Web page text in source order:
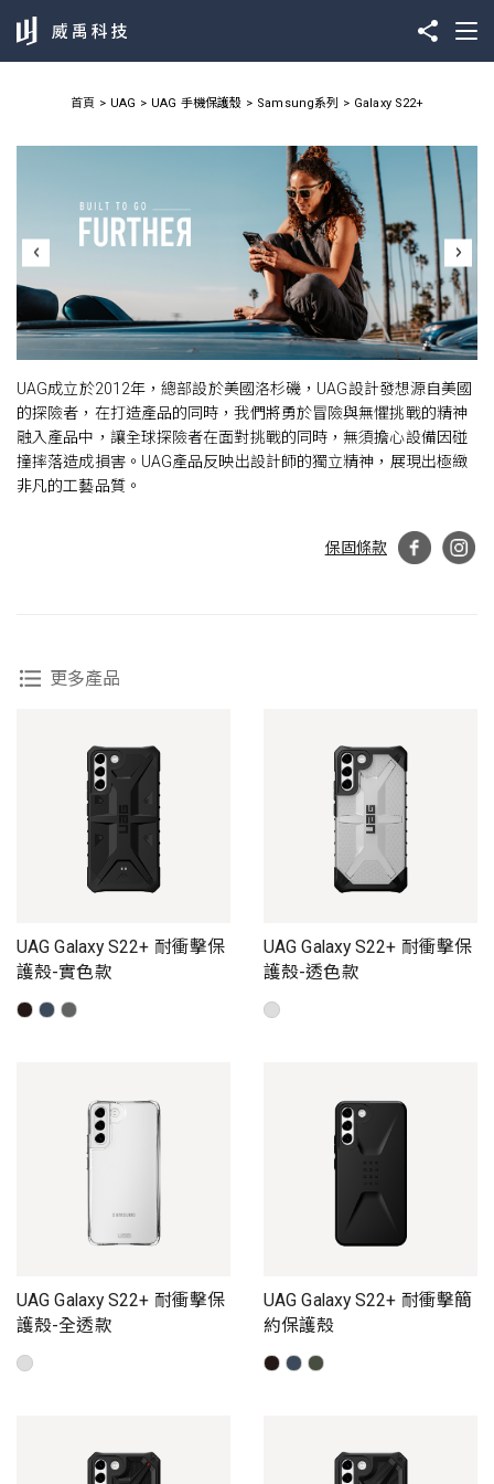
首頁 UAG UAG 手機保護殼 Samsung系列 Galaxy S22+
UAG成立於2012年，總部設於美國洛杉磯，UAG設計發想源自美國
的探險者，在打造產品的同時，我們將勇於冒險與無懼挑戰的精神
融入產品中，讓全球探險者在面對挑戰的同時，無須擔心設備因碰
撞摔落造成損害。UAG產品反映出設計師的獨立精神，展現出極緻
非凡的工藝品質。
保固條款
更多產品
UAG Galaxy S22+ 耐衝擊保
護殼-實色款
UAG Galaxy S22+ 耐衝擊保
護殼-透色款
UAG Galaxy S22+ 耐衝擊保
護殼-全透款
UAG Galaxy S22+ 耐衝擊簡
約保護殼